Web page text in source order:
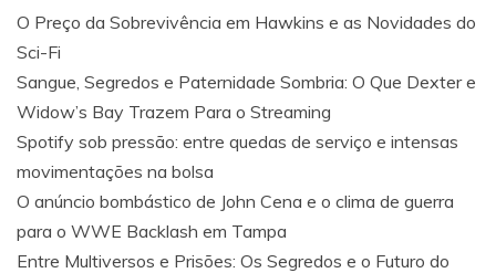
O Preço da Sobrevivência em Hawkins e as Novidades do
Sci-Fi
Sangue, Segredos e Paternidade Sombria: O Que Dexter e
Widow’s Bay Trazem Para o Streaming
Spotify sob pressão: entre quedas de serviço e intensas
movimentações na bolsa
O anúncio bombástico de John Cena e o clima de guerra
para o WWE Backlash em Tampa
Entre Multiversos e Prisões: Os Segredos e o Futuro do